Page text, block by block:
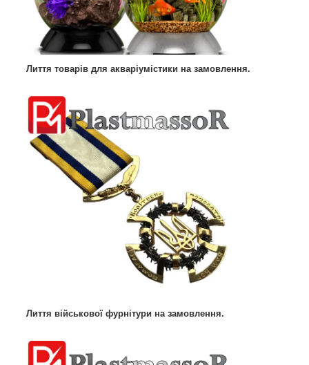
Лиття товарів для акваріумістики на замовлення.
Лиття військової фурнітури на замовлення.